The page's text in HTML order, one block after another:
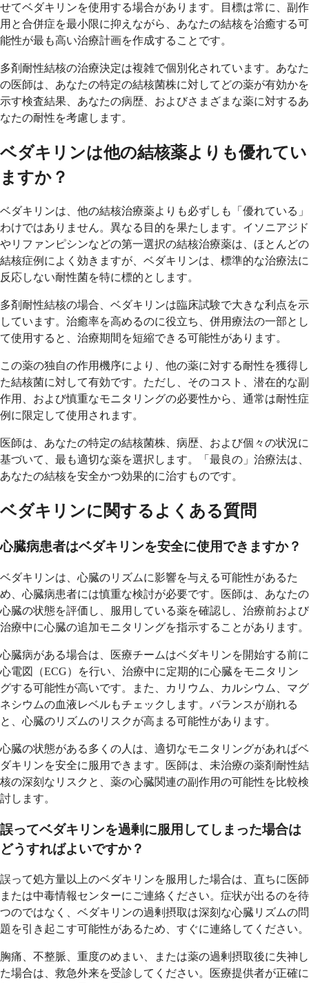
せてベダキリンを使用する場合があります。目標は常に、副作
用と合併症を最小限に抑えながら、あなたの結核を治癒する可
能性が最も高い治療計画を作成することです。
多剤耐性結核の治療決定は複雑で個別化されています。あなた
の医師は、あなたの特定の結核菌株に対してどの薬が有効かを
示す検査結果、あなたの病歴、およびさまざまな薬に対するあ
なたの耐性を考慮します。
ベダキリンは他の結核薬よりも優れてい
ますか？
ベダキリンは、他の結核治療薬よりも必ずしも「優れている」
わけではありません。異なる目的を果たします。イソニアジド
やリファンピシンなどの第一選択の結核治療薬は、ほとんどの
結核症例によく効きますが、ベダキリンは、標準的な治療法に
反応しない耐性菌を特に標的とします。
多剤耐性結核の場合、ベダキリンは臨床試験で大きな利点を示
しています。治癒率を高めるのに役立ち、併用療法の一部とし
て使用すると、治療期間を短縮できる可能性があります。
この薬の独自の作用機序により、他の薬に対する耐性を獲得し
た結核菌に対して有効です。ただし、そのコスト、潜在的な副
作用、および慎重なモニタリングの必要性から、通常は耐性症
例に限定して使用されます。
医師は、あなたの特定の結核菌株、病歴、および個々の状況に
基づいて、最も適切な薬を選択します。「最良の」治療法は、
あなたの結核を安全かつ効果的に治すものです。
ベダキリンに関するよくある質問
心臓病患者はベダキリンを安全に使用できますか？
ベダキリンは、心臓のリズムに影響を与える可能性があるた
め、心臓病患者には慎重な検討が必要です。医師は、あなたの
心臓の状態を評価し、服用している薬を確認し、治療前および
治療中に心臓の追加モニタリングを指示することがあります。
心臓病がある場合は、医療チームはベダキリンを開始する前に
心電図（ECG）を行い、治療中に定期的に心臓をモニタリン
グする可能性が高いです。また、カリウム、カルシウム、マグ
ネシウムの血液レベルもチェックします。バランスが崩れる
と、心臓のリズムのリスクが高まる可能性があります。
心臓の状態がある多くの人は、適切なモニタリングがあればベ
ダキリンを安全に服用できます。医師は、未治療の薬剤耐性結
核の深刻なリスクと、薬の心臓関連の副作用の可能性を比較検
討します。
誤ってベダキリンを過剰に服用してしまった場合は
どうすればよいですか？
誤って処方量以上のベダキリンを服用した場合は、直ちに医師
または中毒情報センターにご連絡ください。症状が出るのを待
つのではなく、ベダキリンの過剰摂取は深刻な心臓リズムの問
題を引き起こす可能性があるため、すぐに連絡してください。
胸痛、不整脈、重度のめまい、または薬の過剰摂取後に失神し
た場合は、救急外来を受診してください。医療提供者が正確に